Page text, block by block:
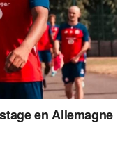
en Allemagne